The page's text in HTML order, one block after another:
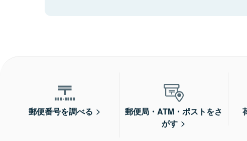
郵便番号を調べる
郵便局・ATM・ポストをさ
がす